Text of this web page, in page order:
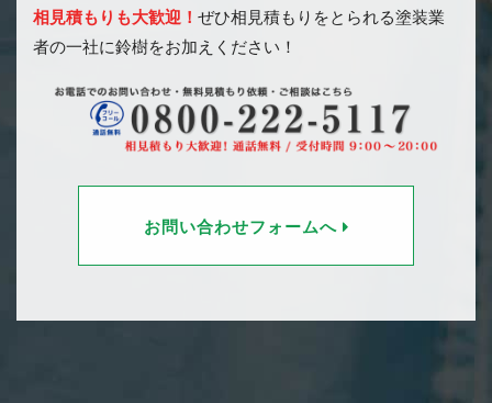
相見積もりも大歓迎！ ぜひ相見積もりをとられる塗装業
者の一社に鈴樹をお加えください！
お問い合わせフォームへ